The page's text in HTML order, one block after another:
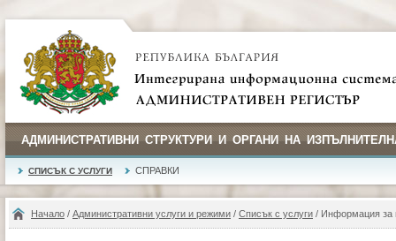
АДМИНИСТРАТИВНИ СТРУКТУРИ И ОРГАНИ НА
СПИСЪК С УСЛУГИ СПРАВКИ
Начало / Административни услуги и режими / Списък с услуги / Информация за